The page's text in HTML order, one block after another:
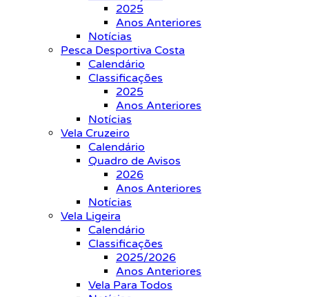
2025
Anos Anteriores
Notícias
Pesca Desportiva Costa
Calendário
Classificações
2025
Anos Anteriores
Notícias
Vela Cruzeiro
Calendário
Quadro de Avisos
2026
Anos Anteriores
Notícias
Vela Ligeira
Calendário
Classificações
2025/2026
Anos Anteriores
Vela Para Todos